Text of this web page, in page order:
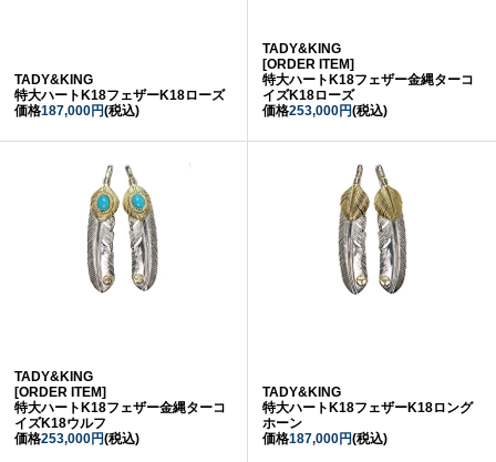
TADY&KING
特大ハートK18フェザーK18ローズ
価格187,000円(税込)
TADY&KING
[ORDER ITEM]
特大ハートK18フェザー金縄ターコ
イズK18ローズ
価格253,000円(税込)
TADY&KING
[ORDER ITEM]
特大ハートK18フェザー金縄ターコ
イズK18ウルフ
価格253,000円(税込)
TADY&KING
特大ハートK18フェザーK18ロング
ホーン
価格187,000円(税込)